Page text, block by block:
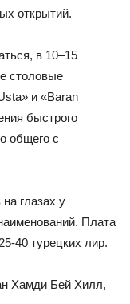
открытий.
в 10–15
столовые
и «Baran
быстрого
общего с
глазах у
Плата
40 турецких лир.
Хамди Бей Хилл,